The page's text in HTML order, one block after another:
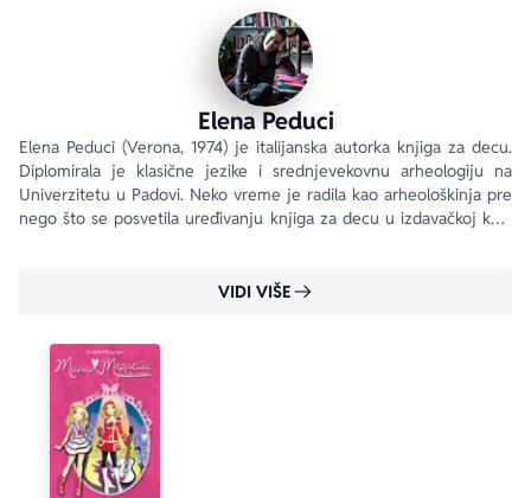
Elena Peduci
Elena Peduci (Verona, 1974) je italijanska autorka knjiga za decu.
Diplomirala je klasične jezike i srednjevekovnu arheologiju na
Univerzitetu u Padovi. Neko vreme je radila kao arheološkinja pre
nego što se posvetila uređivanju knjiga za decu u izdavačkoj kući
VIDI VIŠE